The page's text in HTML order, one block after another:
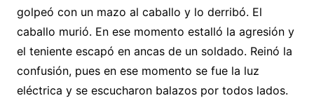
golpeó con un mazo al caballo y lo derribó. El
caballo murió. En ese momento estalló la agresión y
el teniente escapó en ancas de un soldado. Reinó la
confusión, pues en ese momento se fue la luz
eléctrica y se escucharon balazos por todos lados.